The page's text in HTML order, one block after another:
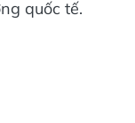
quốc tế.